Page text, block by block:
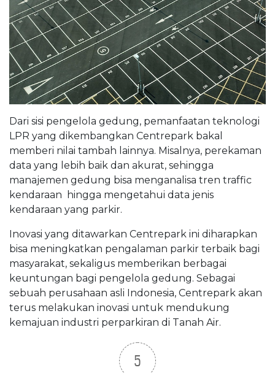
Dari sisi pengelola gedung, pemanfaatan teknologi
LPR yang dikembangkan Centrepark bakal
memberi nilai tambah lainnya. Misalnya, perekaman
data yang lebih baik dan akurat, sehingga
manajemen gedung bisa menganalisa tren traffic
kendaraan hingga mengetahui data jenis
kendaraan yang parkir.
Inovasi yang ditawarkan Centrepark ini diharapkan
bisa meningkatkan pengalaman parkir terbaik bagi
masyarakat, sekaligus memberikan berbagai
keuntungan bagi pengelola gedung. Sebagai
sebuah perusahaan asli Indonesia, Centrepark akan
terus melakukan inovasi untuk mendukung
kemajuan industri perparkiran di Tanah Air.
5